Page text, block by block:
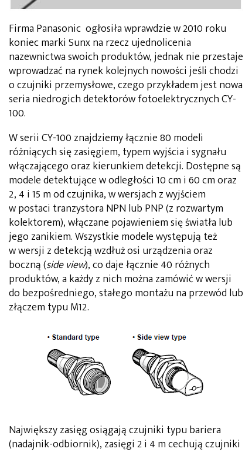
Firma Panasonic ogłosiła wprawdzie w 2010 roku
koniec marki Sunx na rzecz ujednolicenia
nazewnictwa swoich produktów, jednak nie przestaje
wprowadzać na rynek kolejnych nowości jeśli chodzi
o czujniki przemysłowe, czego przykładem jest nowa
seria niedrogich detektorów fotoelektrycznych CY-
100.
W serii CY-100 znajdziemy łącznie 80 modeli
różniących się zasięgiem, typem wyjścia i sygnału
włączającego oraz kierunkiem detekcji. Dostępne są
modele detektujące w odległości 10 cm i 60 cm oraz
2, 4 i 15 m od czujnika, w wersjach z wyjściem
w postaci tranzystora NPN lub PNP (z rozwartym
kolektorem), włączane pojawieniem się światła lub
jego zanikiem. Wszystkie modele występują też
w wersji z detekcją wzdłuż osi urządzenia oraz
boczną (side view), co daje łącznie 40 różnych
produktów, a każdy z nich można zamówić w wersji
do bezpośredniego, stałego montażu na przewód lub
złączem typu M12.
Największy zasięg osiągają czujniki typu bariera
(nadajnik-odbiornik), zasięgi 2 i 4 m cechują czujniki